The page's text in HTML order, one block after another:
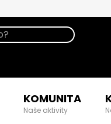
KOMUNITA
Naše aktivity